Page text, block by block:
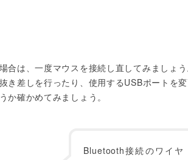
合は、一度マウスを接続し直してみましょ
き差しを行ったり、使用するUSBポートを
か確かめてみましょう。
Bluetooth接続のワイヤ